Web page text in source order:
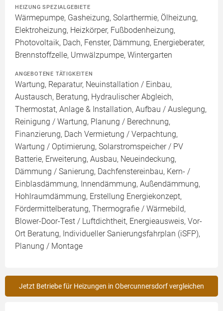
HEIZUNG SPEZIALGEBIETE
Wärmepumpe, Gasheizung, Solarthermie, Ölheizung,
Elektroheizung, Heizkörper, Fußbodenheizung,
Photovoltaik, Dach, Fenster, Dämmung, Energieberater,
Brennstoffzelle, Umwälzpumpe, Wintergarten
ANGEBOTENE TÄTIGKEITEN
Wartung, Reparatur, Neuinstallation / Einbau,
Austausch, Beratung, Hydraulischer Abgleich,
Thermostat, Anlage & Installation, Aufbau / Auslegung,
Reinigung / Wartung, Planung / Berechnung,
Finanzierung, Dach Vermietung / Verpachtung,
Wartung / Optimierung, Solarstromspeicher / PV
Batterie, Erweiterung, Ausbau, Neueindeckung,
Dämmung / Sanierung, Dachfenstereinbau, Kern- /
Einblasdämmung, Innendämmung, Außendämmung,
Hohlraumdämmung, Erstellung Energiekonzept,
Fördermittelberatung, Thermografie / Wärmebild,
Blower-Door-Test / Luftdichtheit, Energieausweis, Vor-
Ort Beratung, Individueller Sanierungsfahrplan (iSFP),
Planung / Montage
Jetzt Betriebe für Heizungen in Obercunnersdorf vergleichen